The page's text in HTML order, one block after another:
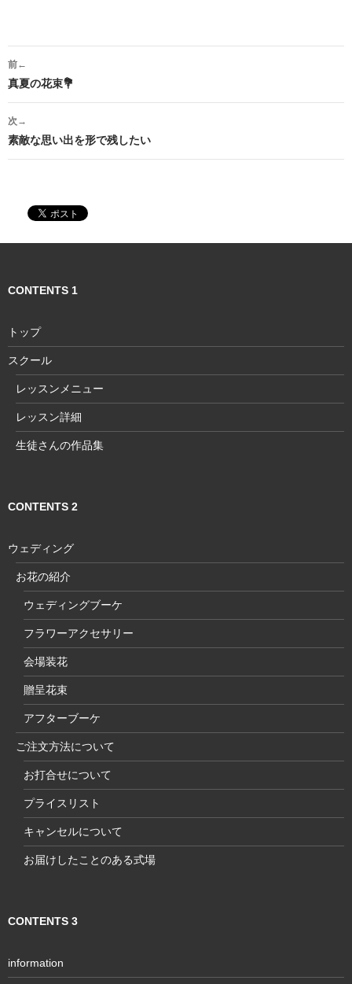
投
稿
ナ
ビ
シ
ョ
前←
真夏の花束💐
次→
素敵な思い出を形で残したい
CONTENTS 1
トップ
スクール
レッスンメニュー
レッスン詳細
生徒さんの作品集
CONTENTS 2
ウェディング
お花の紹介
ウェディングブーケ
フラワーアクセサリー
会場装花
贈呈花束
アフターブーケ
ご注文方法について
お打合せについて
プライスリスト
キャンセルについて
お届けしたことのある式場
CONTENTS 3
information